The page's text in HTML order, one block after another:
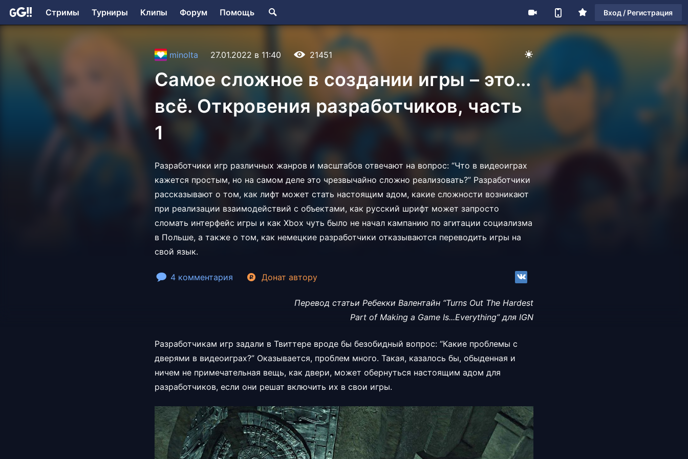
Стримы Турниры Клипы Форум Помощь Вход / Регистрация
minolta 27.01.2022 в 11:40 21451
Самое сложное в создании игры – это...
всё. Откровения разработчиков, часть
1
Разработчики игр различных жанров и масштабов отвечают на вопрос: “Что в видеоиграх
кажется простым, но на самом деле это чрезвычайно сложно реализовать?” Разработчики
рассказывают о том, как лифт может стать настоящим адом, какие сложности возникают
при реализации взаимодействий с объектами, как русский шрифт может запросто
сломать интерфейс игры и как Xbox чуть было не начал кампанию по агитации социализма
в Польше, а также о том, как немецкие разработчики отказываются переводить игры на
свой язык.
4 комментария Донат автору
Перевод статьи Ребекки Валентайн “Turns Out The Hardest
Part of Making a Game Is...Everything” для IGN
Разработчикам игр задали в Твиттере вроде бы безобидный вопрос: “Какие проблемы с
дверями в видеоиграх?” Оказывается, проблем много. Такая, казалось бы, обыденная и
ничем не примечательная вещь, как двери, может обернуться настоящим адом для
разработчиков, если они решат включить их в свои игры.